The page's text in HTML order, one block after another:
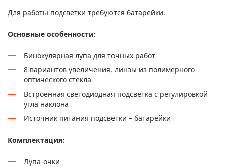
Для работы подсветки требуются батарейки.
Основные особенности:
Бинокулярная лупа для точных работ
8 вариантов увеличения, линзы из полимерного
оптического стекла
Встроенная светодиодная подсветка с регулировкой
угла наклона
Источник питания подсветки – батарейки
Комплектация:
Лупа-очки